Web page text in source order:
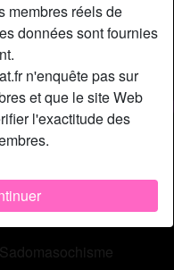
membres réels de
données sont fournies
n'enquête pas sur
et que le site Web
l'exactitude des
tête non plus hehe !!
Gay, Bisexuel(le)
Sans préservatif
Sadomasochisme